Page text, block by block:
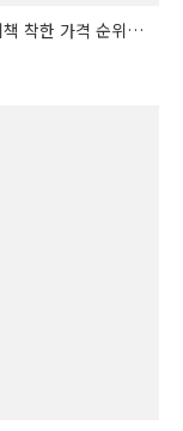
착한 가격 순위
림. 이유식요리책